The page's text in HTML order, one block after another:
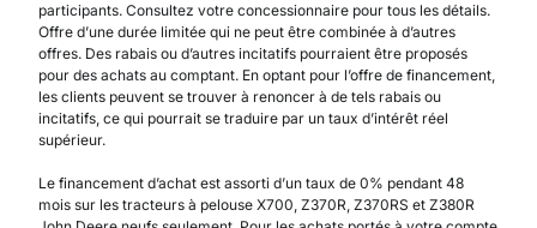
participants. Consultez votre concessionnaire pour tous les détails.
Offre d’une durée limitée qui ne peut être combinée à d’autres
offres. Des rabais ou d’autres incitatifs pourraient être proposés
pour des achats au comptant. En optant pour l’offre de financement,
les clients peuvent se trouver à renoncer à de tels rabais ou
incitatifs, ce qui pourrait se traduire par un taux d’intérêt réel
supérieur.
Le financement d’achat est assorti d’un taux de 0% pendant 48
mois sur les tracteurs à pelouse X700, Z370R, Z370RS et Z380R